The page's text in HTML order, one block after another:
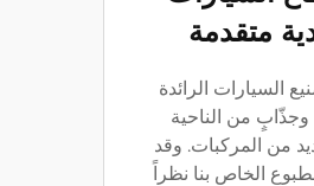
متقدمة
السيارات الرائدة
وجذّابٍ من الناحية
من المركبات. وقد
الخاص بنا نظراً